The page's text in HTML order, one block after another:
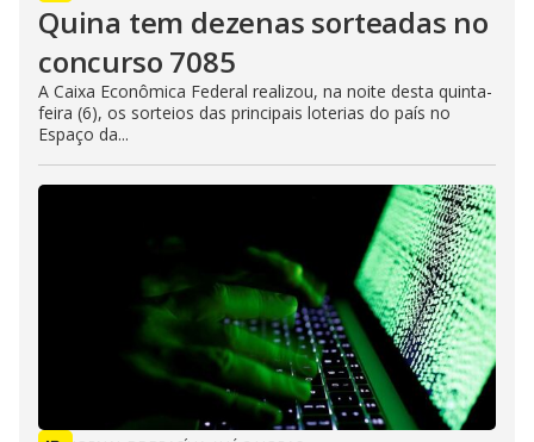
Quina tem dezenas sorteadas no
concurso 7085
A Caixa Econômica Federal realizou, na noite desta quinta-
feira (6), os sorteios das principais loterias do país no
Espaço da...